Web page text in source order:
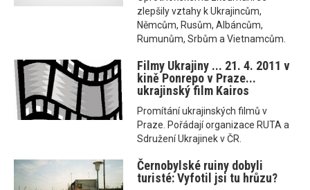
zlepšily vztahy k Ukrajincům,
Němcům, Rusům, Albáncům,
Rumunům, Srbům a Vietnamcům.
Filmy Ukrajiny ... 21. 4. 2011 v
kině Ponrepo v Praze...
ukrajinský film Kairos
Promítání ukrajinských filmů v
Praze. Pořádají organizace RUTA a
Sdružení Ukrajinek v ČR.
Černobylské ruiny dobyli
turisté: Vyfotil jsi tu hrůzu?